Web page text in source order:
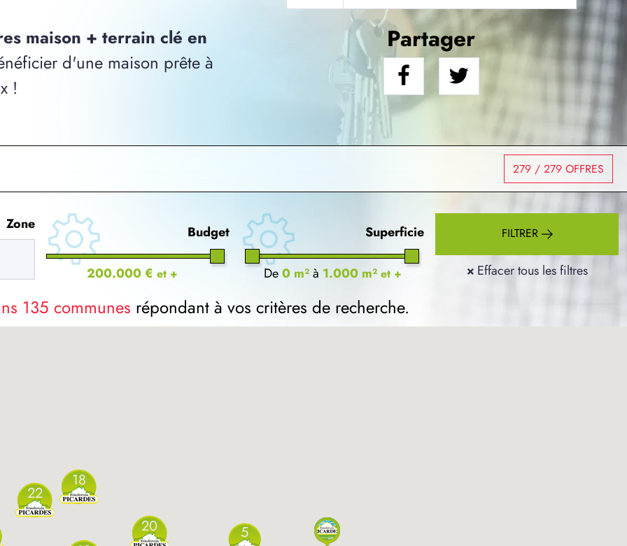
maison + terrain clé en
d'une maison prête à
!
Partager
279 / 279 OFFRES
Zone Budget
200.000 € et +
Superficie
De0 m²à 1.000 m² et +
FILTRER
× Effacer tous les filtres
135 communes répondant à vos critères de recherche.
18
20
22
5